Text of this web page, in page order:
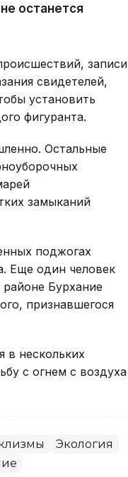
останется
записи
свидетелей,
установить
фигуранта.
Остальные
замыканий
поджогах
Еще один человек
Бурхание
признавшегося
нескольких
с огнем с воздуха
Экология